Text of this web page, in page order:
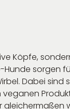
Köpfe,
Hunde sorgen
Dabei sind
gleichermaßen